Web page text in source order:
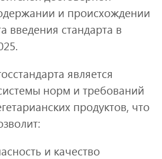
и происхождении
введения стандарта в
является
норм и требований
продуктов, что
и качество